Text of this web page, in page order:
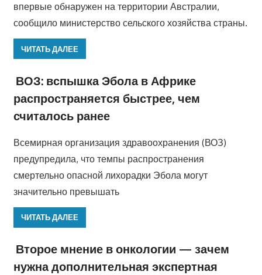
впервые обнаружен на территории Австралии,
сообщило министерство сельского хозяйства страны.
ЧИТАТЬ ДАЛЕЕ
ВОЗ: вспышка Эбола в Африке
распространяется быстрее, чем
считалось ранее
Всемирная организация здравоохранения (ВОЗ)
предупредила, что темпы распространения
смертельно опасной лихорадки Эбола могут
значительно превышать
ЧИТАТЬ ДАЛЕЕ
Второе мнение в онкологии — зачем
нужна дополнительная экспертная